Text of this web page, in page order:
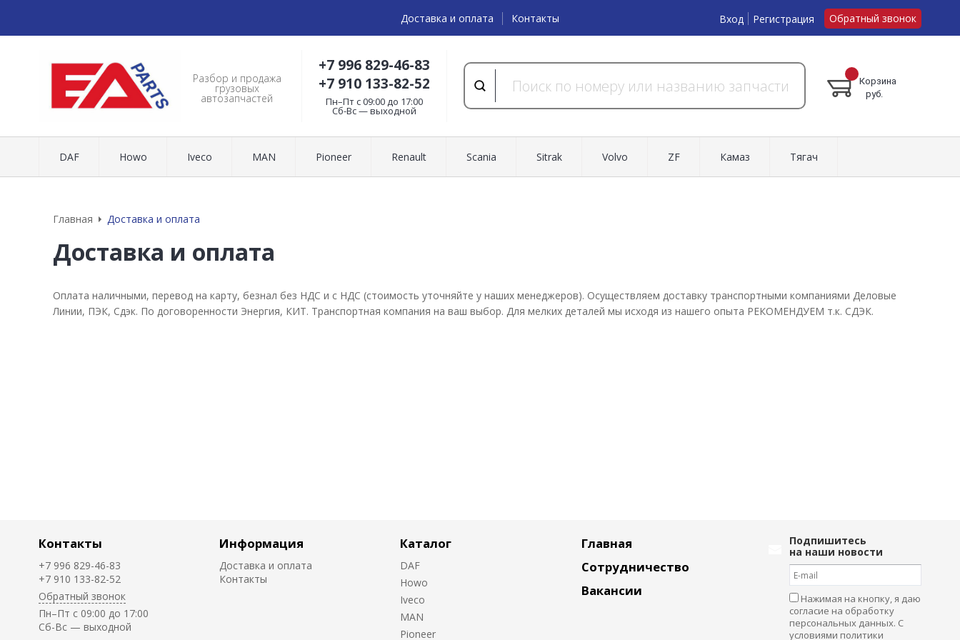
Доставка и оплата Контакты Вход Регистрация Обратный звонок
Разбор и продажа
грузовых
автозапчастей
+7 996 829-46-83
+7 910 133-82-52
Пн–Пт с 09:00 до 17:00
Cб-Вс — выходной
Корзина
руб.
DAF Howo Iveco MAN Pioneer Renault Scania Sitrak Volvo ZF Камаз Тягач
Главная Доставка и оплата
Доставка и оплата
Оплата наличными, перевод на карту, безнал без НДС и с НДС (стоимость уточняйте у наших менеджеров). Осуществляем доставку транспортными компаниями Деловые
Линии, ПЭК, Сдэк. По договоренности Энергия, КИТ. Транспортная компания на ваш выбор. Для мелких деталей мы исходя из нашего опыта РЕКОМЕНДУЕМ т.к. СДЭК.
Контакты
+7 996 829-46-83
+7 910 133-82-52
Обратный звонок
Пн–Пт с 09:00 до 17:00
Cб-Вс — выходной
Информация
Доставка и оплата
Контакты
Каталог
DAF
Howo
Iveco
MAN
Pioneer
Главная
Сотрудничество
Вакансии
Подпишитесь
на наши новости
Нажимая на кнопку, я даю
согласие на обработку
персональных данных. С
условиями политики